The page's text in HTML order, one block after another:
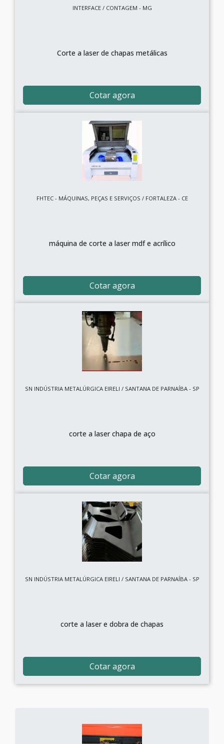
INTERFACE / CONTAGEM - MG
Corte a laser de chapas metálicas
Cotar agora
FHTEC - MÁQUINAS, PEÇAS E SERVIÇOS / FORTALEZA - CE
máquina de corte a laser mdf e acrílico
Cotar agora
SN INDÚSTRIA METALÚRGICA EIRELI / SANTANA DE PARNAÍBA - SP
corte a laser chapa de aço
Cotar agora
SN INDÚSTRIA METALÚRGICA EIRELI / SANTANA DE PARNAÍBA - SP
corte a laser e dobra de chapas
Cotar agora